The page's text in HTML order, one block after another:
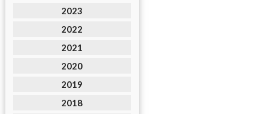
2023
2022
2021
2020
2019
2018